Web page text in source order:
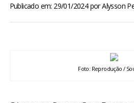
Publicado em: 29/01/2024porAlysson
Foto: Reprodução /